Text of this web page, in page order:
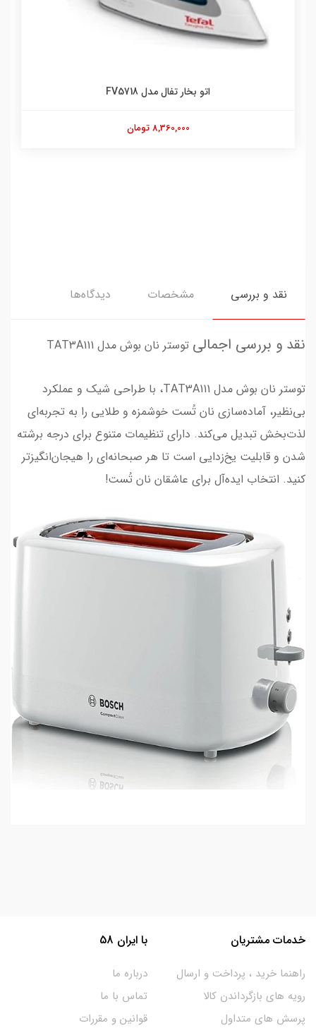
اتو بخار تفال مدل FV5718
8,360,000 تومان
نقد و بررسی مشخصات دیدگاه‌ها
نقد و بررسی اجمالی توستر نان بوش مدل TAT3A111
توستر نان بوش مدل TAT3A111، با طراحی شیک و عملکرد
بی‌نظیر، آماده‌سازی نان تُست خوشمزه و طلایی را به تجربه‌ای
لذت‌بخش تبدیل می‌کند. دارای تنظیمات متنوع برای درجه برشته
شدن و قابلیت یخ‌زدایی است تا هر صبحانه‌ای را هیجان‌انگیز‌تر
کنید. انتخاب ایده‌آل برای عاشقان نان تُست!
خدمات مشتریان
راهنما خرید ، پرداخت و ارسال
رویه های بازگرداندن کالا
پرسش های متداول
با ایران 58
درباره ما
تماس با ما
قوانین و مقررات